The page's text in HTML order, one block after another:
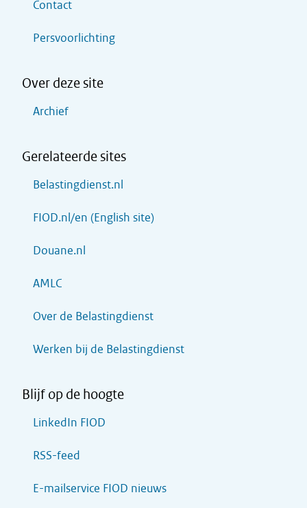
Contact
Persvoorlichting
Over deze site
Archief
Gerelateerde sites
Belastingdienst.nl
FIOD.nl/en (English site)
Douane.nl
AMLC
Over de Belastingdienst
Werken bij de Belastingdienst
Blijf op de hoogte
LinkedIn FIOD
RSS-feed
E-mailservice FIOD nieuws